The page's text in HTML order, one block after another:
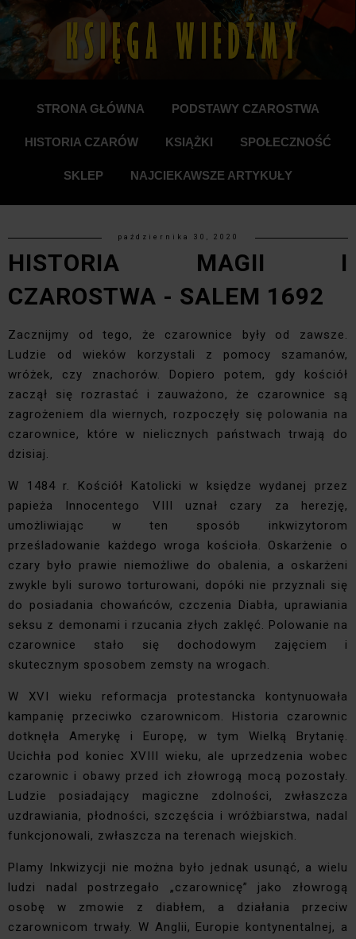
STRONA GŁÓWNA PODSTAWY CZAROSTWA
HISTORIA CZARÓW KSIĄŻKI SPOŁECZNOŚĆ
SKLEP NAJCIEKAWSZE ARTYKUŁY
października 30, 2020
HISTORIA MAGII I
CZAROSTWA - SALEM 1692
Zacznijmy od tego, że czarownice były od zawsze.
Ludzie od wieków korzystali z pomocy szamanów,
wróżek, czy znachorów. Dopiero potem, gdy kościół
zaczął się rozrastać i zauważono, że czarownice są
zagrożeniem dla wiernych, rozpoczęły się polowania na
czarownice, które w nielicznych państwach trwają do
dzisiaj.
W 1484 r. Kościół Katolicki w księdze wydanej przez
papieża Innocentego VIII uznał czary za herezję,
umożliwiając w ten sposób inkwizytorom
prześladowanie każdego wroga kościoła. Oskarżenie o
czary było prawie niemożliwe do obalenia, a oskarżeni
zwykle byli surowo torturowani, dopóki nie przyznali się
do posiadania chowańców, czczenia Diabła, uprawiania
seksu z demonami i rzucania złych zaklęć. Polowanie na
czarownice stało się dochodowym zajęciem i
skutecznym sposobem zemsty na wrogach.
W XVI wieku reformacja protestancka kontynuowała
kampanię przeciwko czarownicom. Historia czarownic
dotknęła Amerykę i Europę, w tym Wielką Brytanię.
Ucichła pod koniec XVIII wieku, ale uprzedzenia wobec
czarownic i obawy przed ich złowrogą mocą pozostały.
Ludzie posiadający magiczne zdolności, zwłaszcza
uzdrawiania, płodności, szczęścia i wróżbiarstwa, nadal
funkcjonowali, zwłaszcza na terenach wiejskich.
Plamy Inkwizycji nie można było jednak usunąć, a wielu
ludzi nadal postrzegało „czarownicę” jako złowrogą
osobę w zmowie z diabłem, a działania przeciw
czarownicom trwały. W Anglii, Europie kontynentalnej, a